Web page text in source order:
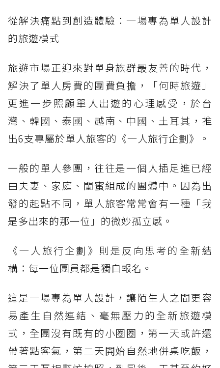
從解決痛點到創造體驗：一場專為單人設計
的旅遊模式
旅遊市場正迎來對單身族群最友善的時代，
解決了單人房費的團費負擔，「何時旅遊」
更進一步照顧單人出遊的心理感受，於台
灣、韓國、泰國、越南、中國、土耳其，推
出6支專屬於單人旅客的《一人旅行企劃》。
一般的單人參團，往往是一個人插足進已經
由夫妻、家庭、閨蜜組成的團體中。因為出
發的起點不同，單人旅客常常會有一種「我
是多出來的那一位」的微妙孤立感。
《一人旅行企劃》則是反向思考的全新結
構：每一位團員都是獨自報名。
這是一場專為單人設計，讓陌生人之間更容
易產生自然連結、毫無壓力的全新旅遊模
式，全團沒有既有的小圈圈，第一天或許還
帶著點客氣，第二天開始自然地併桌吃飯，